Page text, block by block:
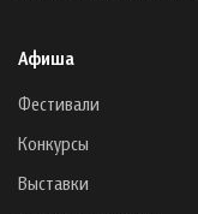
Афиша
Фестивали
Конкурсы
Выставки